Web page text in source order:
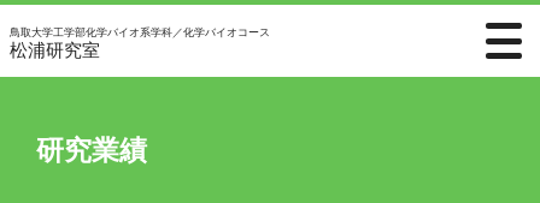
鳥取大学工学部化学バイオ系学科／化学バイオコース
松浦研究室
研究業績